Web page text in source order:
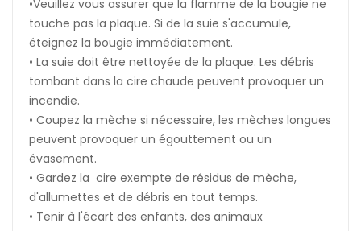
•Veuillez vous assurer que la flamme de la bougie ne
touche pas la plaque. Si de la suie s'accumule,
éteignez la bougie immédiatement.
• La suie doit être nettoyée de la plaque. Les débris
tombant dans la cire chaude peuvent provoquer un
incendie.
• Coupez la mèche si nécessaire, les mèches longues
peuvent provoquer un égouttement ou un
évasement.
• Gardez la cire exempte de résidus de mèche,
d'allumettes et de débris en tout temps.
• Tenir à l'écart des enfants, des animaux